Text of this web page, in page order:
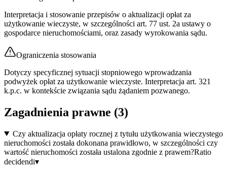
Interpretacja i stosowanie przepisów o aktualizacji opłat za
użytkowanie wieczyste, w szczególności art. 77 ust. 2a ustawy o
gospodarce nieruchomościami, oraz zasady wyrokowania sądu.
Ograniczenia stosowania
Dotyczy specyficznej sytuacji stopniowego wprowadzania
podwyżek opłat za użytkowanie wieczyste. Interpretacja art. 321
k.p.c. w kontekście związania sądu żądaniem pozwanego.
Zagadnienia prawne (3)
Czy aktualizacja opłaty rocznej z tytułu użytkowania wieczystego
nieruchomości została dokonana prawidłowo, w szczególności czy
wartość nieruchomości została ustalona zgodnie z prawem?Ratio
decidendi▾